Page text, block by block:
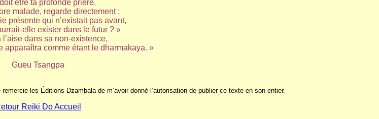
être ta profonde prière.
malade, regarde directement :
présente qui n’existait pas avant,
elle exister dans le futur ? »
l’aise dans sa non-existence,
apparaîtra comme étant le dharmakaya. »
Gueu Tsangpa
les Éditions Dzambala de m’avoir donné l’autorisation de publier ce texte en son entier.
Reiki Do Accueil